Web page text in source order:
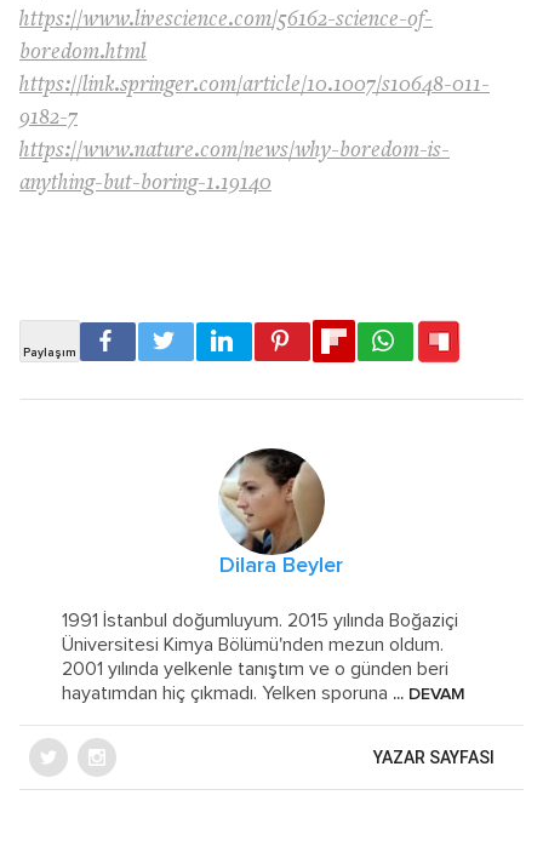
https://www.livescience.com/56162-science-of-
boredom.html
https://link.springer.com/article/10.1007/s10648-011-
9182-7
https://www.nature.com/news/why-boredom-is-
anything-but-boring-1.19140
Dilara Beyler
1991 İstanbul doğumluyum. 2015 yılında Boğaziçi
Üniversitesi Kimya Bölümü'nden mezun oldum.
2001 yılında yelkenle tanıştım ve o günden beri
hayatımdan hiç çıkmadı. Yelken sporuna ... DEVAM
YAZAR SAYFASI